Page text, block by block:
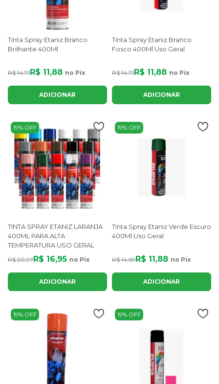
Tinta Spray Etaniz Branco
Brilhante 400Ml
R$ 14,71R$ 11,88 no Pix
ADICIONAR
Tinta Spray Etaniz Branco
Fosco 400Ml Uso Geral
R$ 14,71R$ 11,88 no Pix
ADICIONAR
19% OFF
TINTA SPRAY ETANIZ LARANJA
400ML PARA ALTA
TEMPERATURA USO GERAL
R$ 20,97R$ 16,95 no Pix
ADICIONAR
19% OFF
Tinta Spray Etaniz Verde Escuro
400Ml Uso Geral
R$ 14,69R$ 11,88 no Pix
ADICIONAR
19% OFF 19% OFF